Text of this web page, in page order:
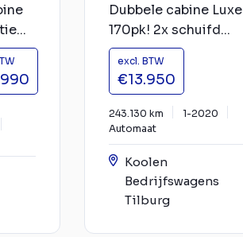
Dubbele cabine Luxe
170pk! 2x schuifd...
excl. BTW
€13.950
243.130 km
1-2020
Automaat
Koolen
Bedrijfswagens
Tilburg